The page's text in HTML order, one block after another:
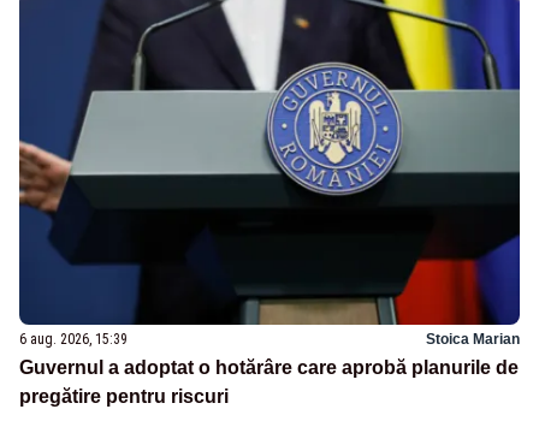
6 aug. 2026, 15:39 Stoica Marian
Guvernul a adoptat o hotărâre care aprobă planurile de
pregătire pentru riscuri